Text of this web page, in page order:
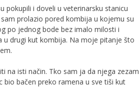
pokupili i doveli u veterinarsku stanicu
prolazio pored kombija u kojemu su
po jednog bode bez imalo milosti i
u drugi kut kombija. Na moje pitanje što
na isti način. Tko sam ja da njega zezam
bio bačen preko ramena u sve tiši kut